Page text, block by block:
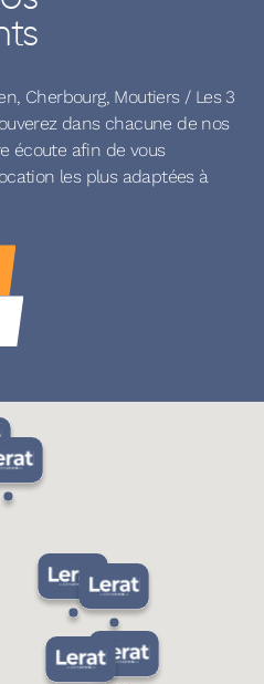
Cherbourg, Moutiers / Les 3
dans chacune de nos
écoute afin de vous
les plus adaptées à